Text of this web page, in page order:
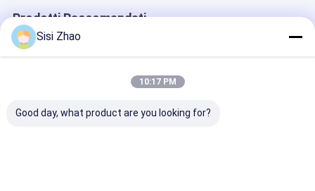
Prodotti Raccomandati
Sisi Zhao
10:17 PM
Good day, what product are you looking for?